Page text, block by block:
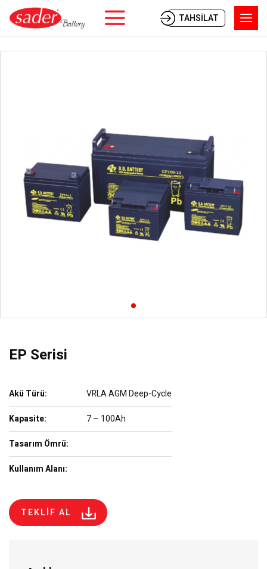
TAHSİLAT
EP Serisi
Akü Türü:
VRLA AGM Deep-Cycle
Kapasite:
7 – 100Ah
Tasarım Ömrü:
Kullanım Alanı:
TEKLİF AL